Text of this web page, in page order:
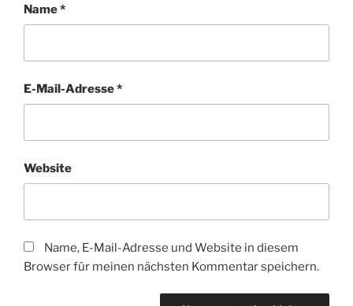
Name*
E-Mail-Adresse*
Website
Name, E-Mail-Adresse und Website in diesem
Browser für meinen nächsten Kommentar speichern.